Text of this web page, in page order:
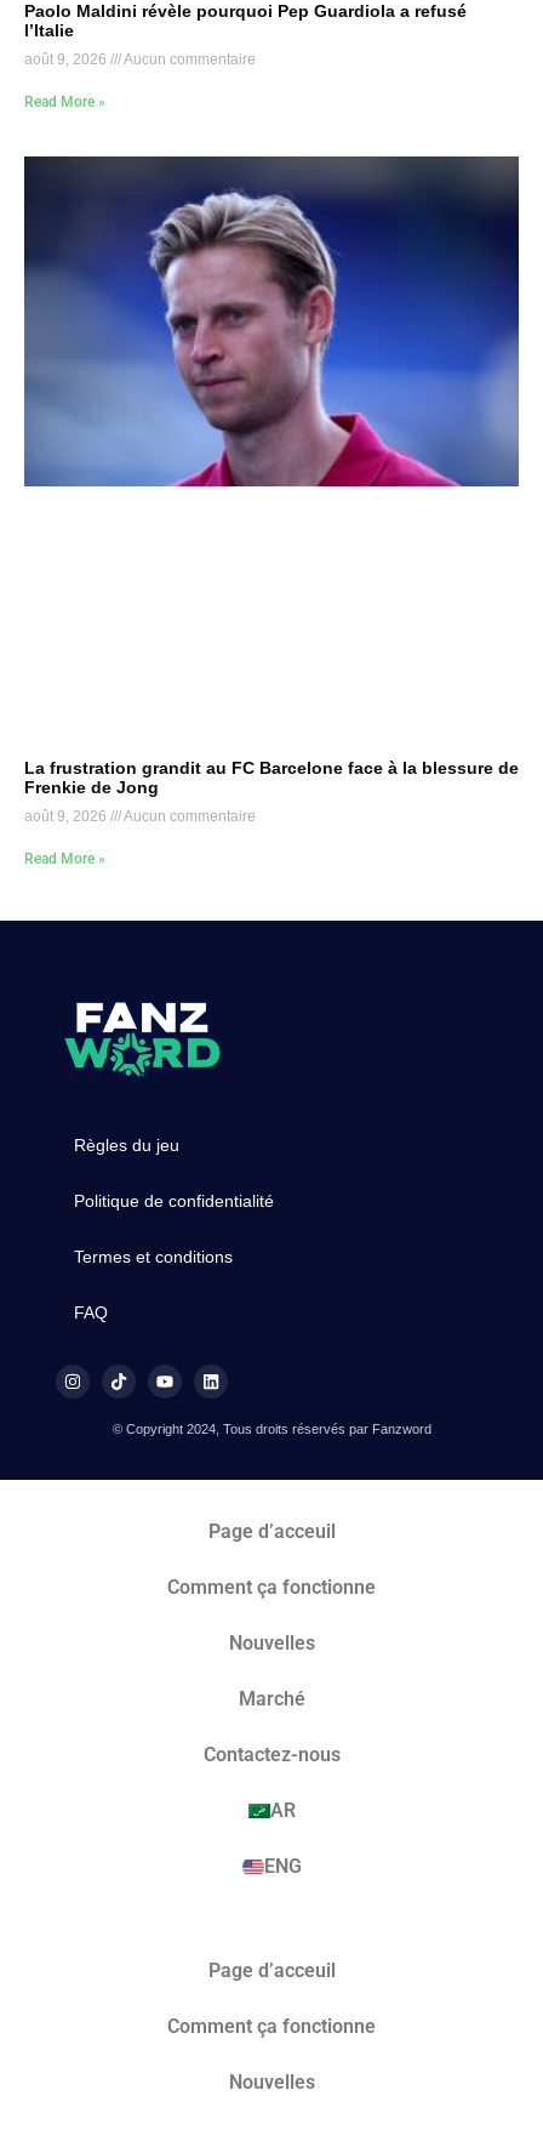
Paolo Maldini révèle pourquoi Pep Guardiola a refusé
l’Italie
août 9, 2026 Aucun commentaire
Read More »
La frustration grandit au FC Barcelone face à la blessure de
Frenkie de Jong
août 9, 2026 Aucun commentaire
Read More »
Règles du jeu
Politique de confidentialité
Termes et conditions
FAQ
© Copyright 2024, Tous droits réservés par Fanzword
Page d’acceuil
Comment ça fonctionne
Nouvelles
Marché​
Contactez-nous
AR
ENG
Page d’acceuil
Comment ça fonctionne
Nouvelles